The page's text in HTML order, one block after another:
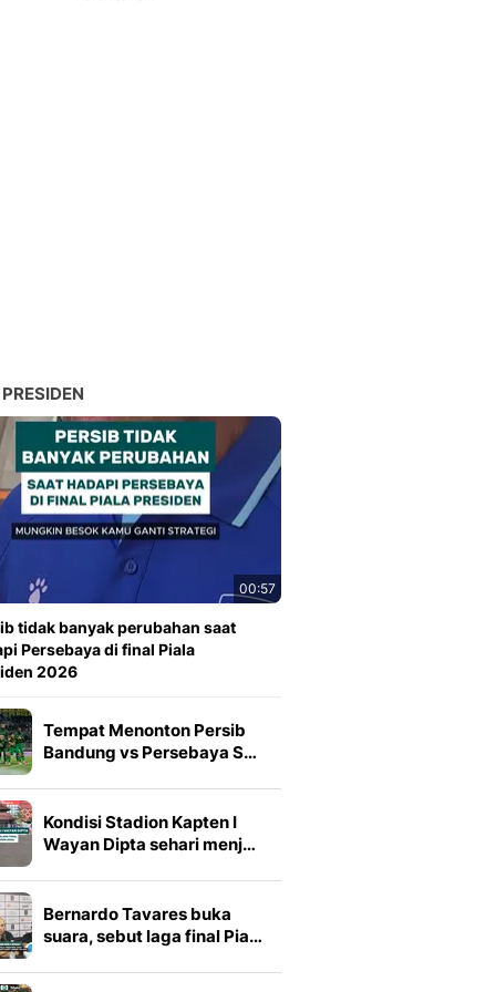
00:57
tidak banyak perubahan saat
Persebaya di final Piala
2026
Tempat Menonton Persib
Bandung vs Persebaya S…
Kondisi Stadion Kapten I
Wayan Dipta sehari menj…
Bernardo Tavares buka
suara, sebut laga final Pia…